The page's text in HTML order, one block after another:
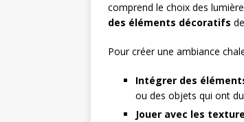
comprend le choix des
des éléments décoratifs
Pour créer une ambiance
Intégrer des
ou des objets qui ont
Jouer avec les